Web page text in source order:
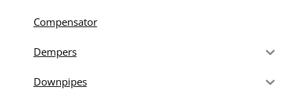
Compensator
Dempers
Downpipes